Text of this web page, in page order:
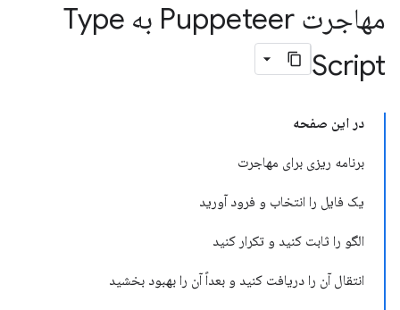
مهاجرت Puppeteer به Type
Script
در این صفحه
برنامه ریزی برای مهاجرت
یک فایل را انتخاب و فرود آورید
الگو را ثابت کنید و تکرار کنید
انتقال آن را دریافت کنید و بعداً آن را بهبود بخشید